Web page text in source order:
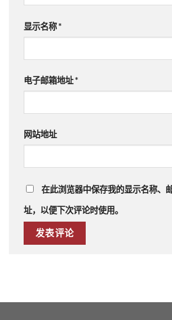
显示名称*
电子邮箱地址*
网站地址
在此浏览器中保存我的显示名称、
址，以便下次评论时使用。